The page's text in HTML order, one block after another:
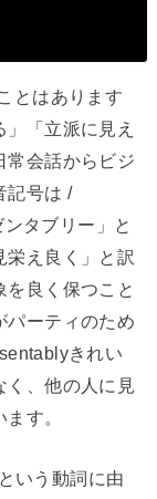
とはあります
「立派に見え
常会話からビジ
記号は /
タブリー」と
栄え良く」と訳
を良く保つこと
パーティのため
きれい
く、他の人に見
す。
いう動詞に由